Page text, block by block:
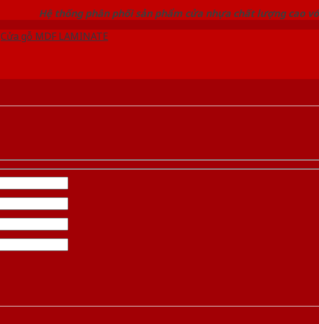
Hệ thống phân phối sản phẩm cửa nhựa chất lượng cao
Cửa gỗ MDF LAMINATE